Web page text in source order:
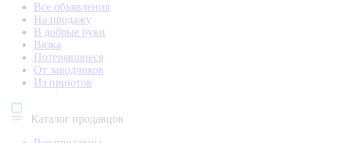
Все объявления
На продажу
В добрые руки
Вязка
Потерявшиеся
От заводчиков
Из приютов
Каталог продавцов